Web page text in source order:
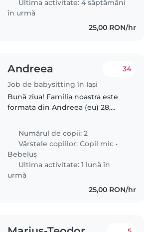
Ultima activitate: 4 săptămâni
în urmă
25,00 RON/hr
Andreea
Job de babysitting în Iași
34
Bună ziua! Familia noastra este
formata din Andreea (eu) 28,
copilasi: Sofia (3 ani) , Aryan (6
luni). Suntem persoane calde,
flexibile si de mare incredere...
Numărul de copii: 2
Vârstele copiilor:Copil mic •
Bebeluș
Ultima activitate: 1 lună în
urmă
25,00 RON/hr